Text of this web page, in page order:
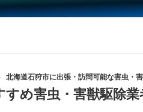
北海道石狩市に出張・訪問可能な害虫・
め害虫・害獣駆除業